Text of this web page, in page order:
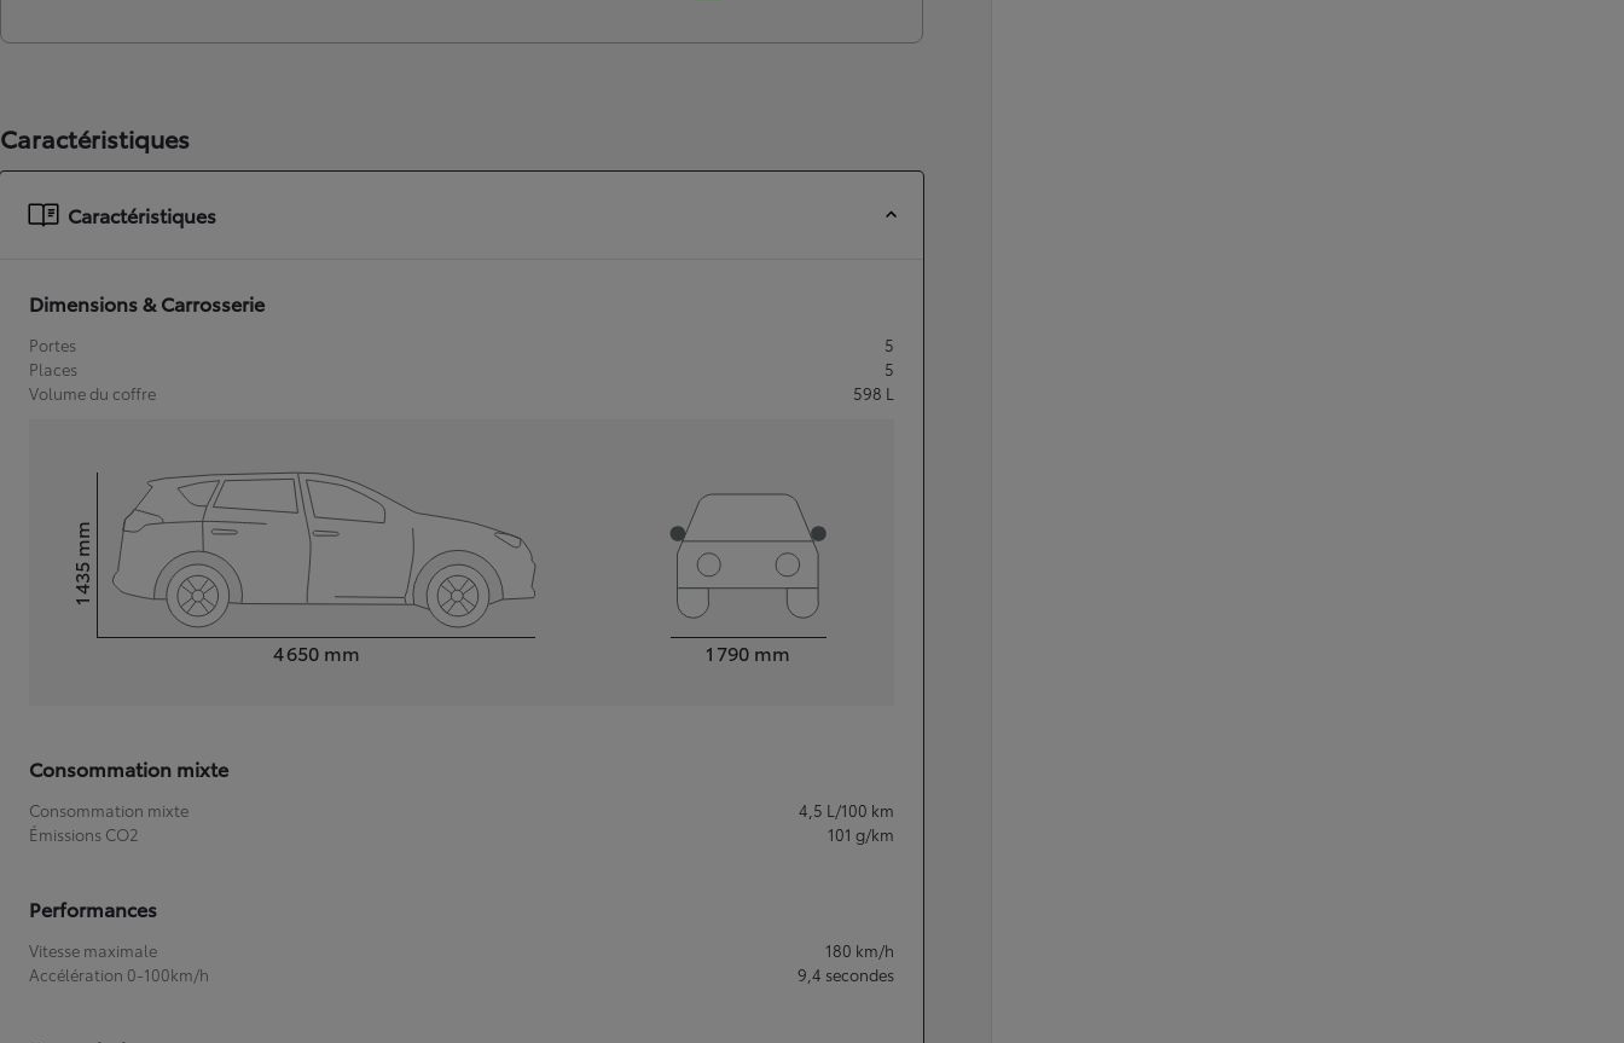
Caractéristiques
Caractéristiques
Dimensions & Carrosserie
Portes
5
Places
5
Volume du coffre
598 L
4 650 mm
Hauteur1 435
mm
1 790 mm
Consommation mixte
Consommation mixte 4,5 L/100 km
Émissions CO2
101 g/km
Performances
Vitesse maximale 180 km/h
Accélération 0-100km/h
9,4 secondes